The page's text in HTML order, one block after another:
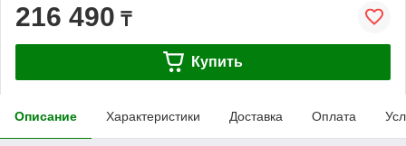
216 490 ₸
Купить
Описание Характеристики Доставка Оплата